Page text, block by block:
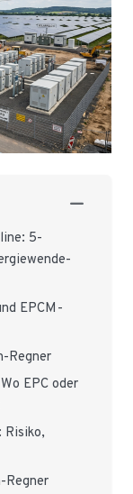
5-
EPCM-
Regner
EPC oder
Risiko,
Regner